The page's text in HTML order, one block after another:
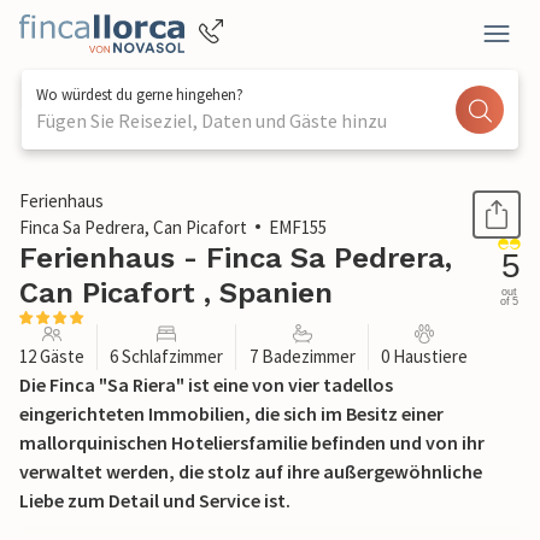
Wo würdest du gerne hingehen?
Fügen Sie Reiseziel, Daten und Gäste hinzu
1 / 47
Ferienhaus
Finca Sa Pedrera, Can Picafort
EMF155
Ferienhaus - Finca Sa Pedrera,
Can Picafort , Spanien
5
out
of 5
12 Gäste 6 Schlafzimmer 7 Badezimmer 0 Haustiere
Die Finca "Sa Riera" ist eine von vier tadellos
eingerichteten Immobilien, die sich im Besitz einer
mallorquinischen Hoteliersfamilie befinden und von ihr
verwaltet werden, die stolz auf ihre außergewöhnliche
Liebe zum Detail und Service ist.